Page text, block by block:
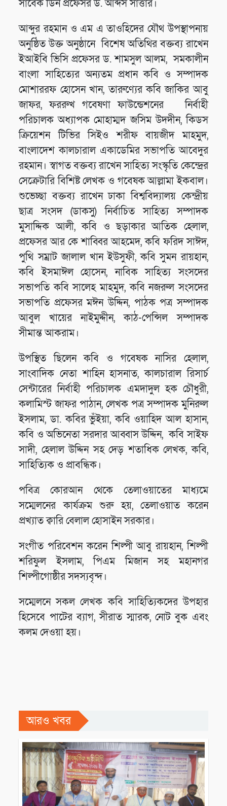
সাবেক ডিন প্রফেসর ড. আব্দস সাত্তার।
আব্দুর রহমান ও এম এ তাওহিদের যৌথ উপস্থাপনায়
অনুষ্ঠিত উক্ত অনুষ্ঠানে বিশেষ অতিথির বক্তব্য রাখেন
ইআইবি ভিসি প্রফেসর ড. শামসুল আলম, সমকালীন
বাংলা সাহিত্যের অন্যতম প্রধান কবি ও সম্পাদক
মোশাররফ হোসেন খান, তারুণ্যের কবি জাকির আবু
জাফর, ফররুখ গবেষণা ফাউন্ডেশনের নির্বাহী
পরিচালক অধ্যাপক মোহাম্মদ জসিম উদদীন, কিডস
ক্রিয়েশন টিভির সিইও শরীফ বায়জীদ মাহমুদ,
বাংলাদেশ কালচারাল একাডেমির সভাপতি আবেদুর
রহমান। স্বাগত বক্তব্য রাখেন সাহিত্য সংস্কৃতি কেন্দ্রের
সেক্রেটারি বিশিষ্ট লেখক ও গবেষক আল্লামা ইকবাল।
শুভেচ্ছা বক্তব্য রাখেন ঢাকা বিশ্ববিদ্যালয় কেন্দ্রীয়
ছাত্র সংসদ (ডাকসু) নির্বাচিত সাহিত্য সম্পাদক
মুসাদ্দিক আলী, কবি ও ছড়াকার আতিক হেলাল,
প্রফেসর আর কে শাব্বির আহমেদ, কবি ফরিদ সাঈদ,
পুথি সম্রাট জালাল খান ইউসুফী, কবি সুমন রায়হান,
কবি ইসমাঈল হোসেন, নাবিক সাহিত্য সংসদের
সভাপতি কবি সালেহ মাহমুদ, কবি নজরুল সংসদের
সভাপতি প্রফেসর মঈন উদ্দিন, পাঠক পত্র সম্পাদক
আবুল খায়ের নাইমুদ্দীন, কাঠ-পেন্সিল সম্পাদক
সীমান্ত আকরাম।
উপস্থিত ছিলেন কবি ও গবেষক নাসির হেলাল,
সাংবাদিক নেতা শাহিন হাসনাত, কালচারাল রিসার্চ
সেন্টারের নির্বাহী পরিচালক এমদাদুল হক চৌধুরী,
কলামিস্ট জাফর পাঠান, লেখক পত্র সম্পাদক মুনিরুল
ইসলাম, ডা. কবির ভুঁইয়া, কবি ওয়াহিদ আল হাসান,
কবি ও অভিনেতা সরদার আব্বাস উদ্দিন, কবি সাইফ
সাদী, হেলাল উদ্দিন সহ দেড় শতাধিক লেখক, কবি,
সাহিত্যিক ও প্রাবন্ধিক।
পবিত্র কোরআন থেকে তেলাওয়াতের মাধ্যমে
সম্মেলনের কার্যক্রম শুরু হয়, তেলাওয়াত করেন
প্রখ্যাত ক্বারি বেলাল হোসাইন সরকার।
সংগীত পরিবেশন করেন শিল্পী আবু রায়হান, শিল্পী
শরিফুল ইসলাম, পিএম মিজান সহ মহানগর
শিল্পীগোষ্ঠীর সদস্যবৃন্দ।
সম্মেলনে সকল লেখক কবি সাহিত্যিকদের উপহার
হিসেবে পাটের ব্যাগ, সীরাত স্মারক, নোট বুক এবং
কলম দেওয়া হয়।
আরও খবর